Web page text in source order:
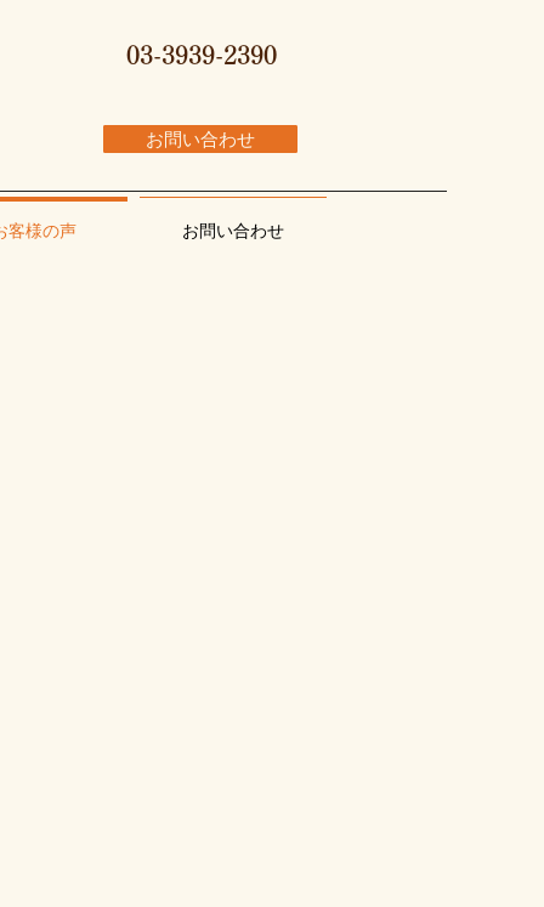
03-3939-2390
お問い合わせ
客様の声 お問い合わせ